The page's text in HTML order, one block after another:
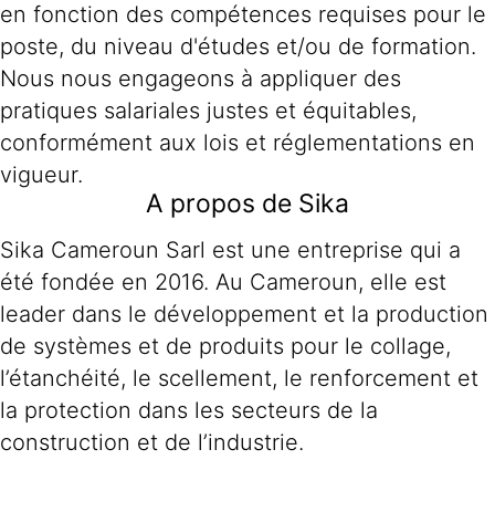
en fonction des compétences requises pour le
poste, du niveau d'études et/ou de formation.
Nous nous engageons à appliquer des
pratiques salariales justes et équitables,
conformément aux lois et réglementations en
vigueur.
A propos de Sika
Sika Cameroun Sarl est une entreprise qui a
été fondée en 2016. Au Cameroun, elle est
leader dans le développement et la production
de systèmes et de produits pour le collage,
l’étanchéité, le scellement, le renforcement et
la protection dans les secteurs de la
construction et de l’industrie.